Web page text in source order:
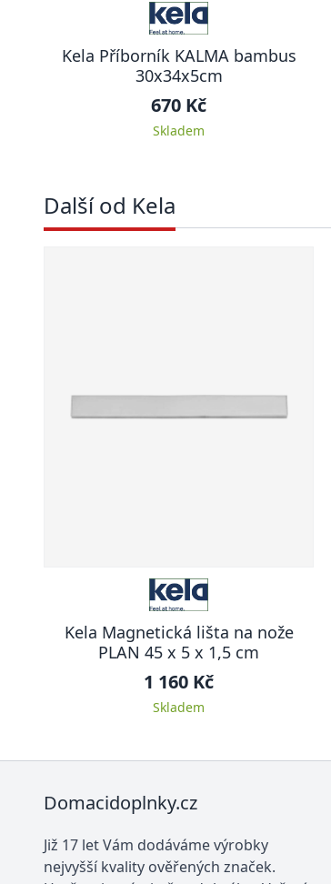
Kela Příborník KALMA bambus
30x34x5cm
670 Kč
Skladem
Další od Kela
Kela Magnetická lišta na nože
PLAN 45 x 5 x 1,5 cm
1 160 Kč
Skladem
Domacidoplnky.cz
Již 17 let Vám dodáváme výrobky
nejvyšší kvality ověřených značek.